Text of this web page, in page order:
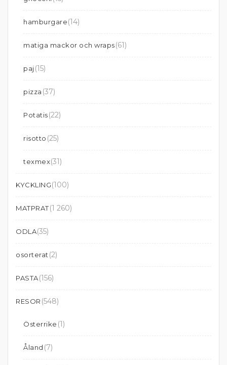
hamburgare(14)
matiga mackor och wraps(61)
paj(15)
pizza (37)
Potatis(22)
risotto (25)
texmex(31)
KYCKLING(100)
MATPRAT(1 260)
ODLA(35)
osorterat (2)
PASTA(156)
RESOR (548)
Österrike (1)
Åland (7)